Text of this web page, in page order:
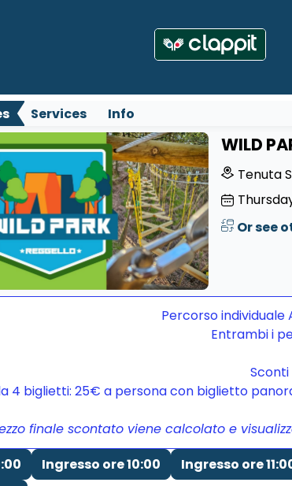
Services Info
WILD
Tenuta
Or see
Percorso
Entrambi i
4 biglietti: 25€ a persona con biglietto
finale scontato viene calcolato e
Ingresso ore 10:00 Ingresso ore